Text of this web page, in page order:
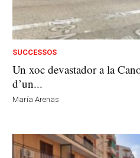
SUCCESSOS
Un xoc devastador a la
d’un...
María Arenas